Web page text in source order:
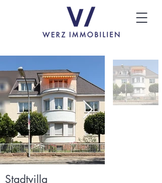
Stadtvilla